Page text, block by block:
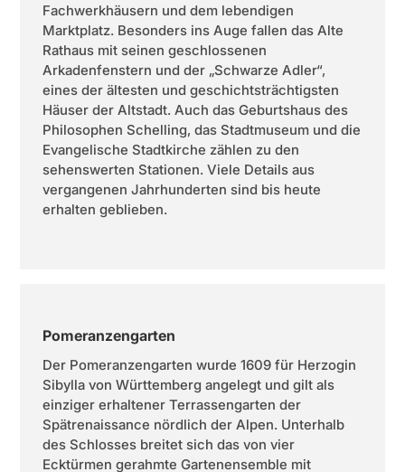
Fachwerkhäusern und dem lebendigen
Marktplatz. Besonders ins Auge fallen das Alte
Rathaus mit seinen geschlossenen
Arkadenfenstern und der „Schwarze Adler“,
eines der ältesten und geschichtsträchtigsten
Häuser der Altstadt. Auch das Geburtshaus des
Philosophen Schelling, das Stadtmuseum und die
Evangelische Stadtkirche zählen zu den
sehenswerten Stationen. Viele Details aus
vergangenen Jahrhunderten sind bis heute
erhalten geblieben.
Pomeranzengarten
Der Pomeranzengarten wurde 1609 für Herzogin
Sibylla von Württemberg angelegt und gilt als
einziger erhaltener Terrassengarten der
Spätrenaissance nördlich der Alpen. Unterhalb
des Schlosses breitet sich das von vier
Ecktürmen gerahmte Gartenensemble mit